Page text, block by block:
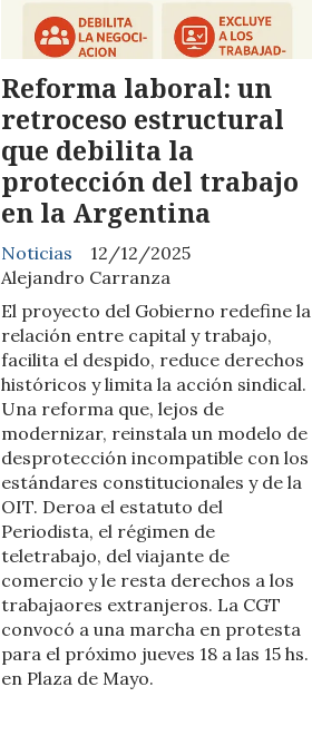
Reforma laboral: un
retroceso estructural
que debilita la
protección del trabajo
en la Argentina
Alejandro Carranza
Noticias 12/12/2025
El proyecto del Gobierno redefine la
relación entre capital y trabajo,
facilita el despido, reduce derechos
históricos y limita la acción sindical.
Una reforma que, lejos de
modernizar, reinstala un modelo de
desprotección incompatible con los
estándares constitucionales y de la
OIT. Deroa el estatuto del
Periodista, el régimen de
teletrabajo, del viajante de
comercio y le resta derechos a los
trabajaores extranjeros. La CGT
convocó a una marcha en protesta
para el próximo jueves 18 a las 15 hs.
en Plaza de Mayo.